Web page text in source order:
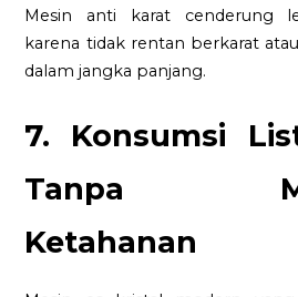
Mesin anti karat cenderung
karena tidak rentan berkarat
dalam jangka panjang.
7. Konsumsi
Tanpa
Ketahanan